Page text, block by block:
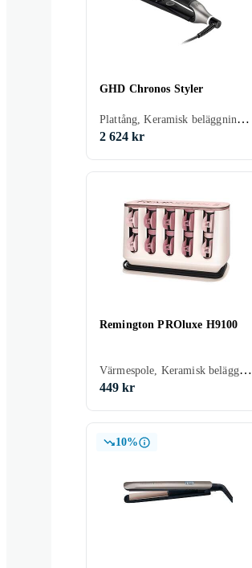
GHD Chronos Styler
Plattång, Keramisk beläggning, Rörligt sladdfäste, Automatisk avstängning
2 624 kr
Remington PROluxe H9100
Värmespole, Keramisk beläggning, Sladdlös, 32 mm
449 kr
10%